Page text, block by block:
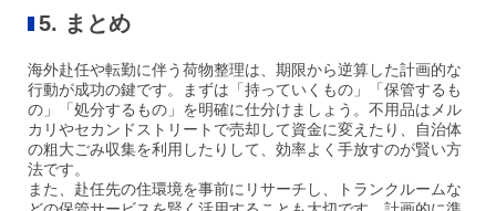
5. まとめ
海外赴任や転勤に伴う荷物整理は、期限から逆算した計画的な
行動が成功の鍵です。まずは「持っていくもの」「保管するも
の」「処分するもの」を明確に仕分けましょう。不用品はメル
カリやセカンドストリートで売却して資金に変えたり、自治体
の粗大ごみ収集を利用したりして、効率よく手放すのが賢い方
法です。
また、赴任先の住環境を事前にリサーチし、トランクルームな